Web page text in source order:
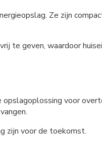
Ze zijn
te geven, waardoor
voor
zijn voor de toekomst.